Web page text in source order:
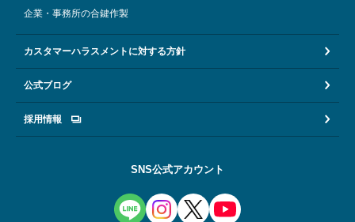
企業・事務所の合鍵作製
カスタマーハラスメントに対する方針
公式ブログ
採用情報
SNS公式アカウント